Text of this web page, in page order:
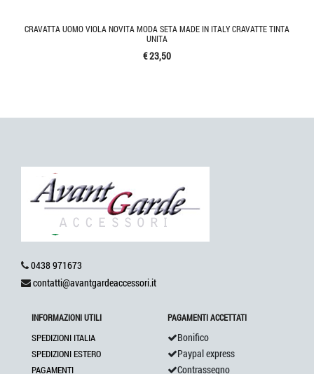
CRAVATTA UOMO VIOLA NOVITA MODA SETA MADE IN ITALY CRAVATTE TINTA
UNITA
€ 23,50
0438 971673
contatti@avantgardeaccessori.it
INFORMAZIONI UTILI
SPEDIZIONI ITALIA
SPEDIZIONI ESTERO
PAGAMENTI
PAGAMENTI ACCETTATI
Bonifico
Paypal express
Contrassegno